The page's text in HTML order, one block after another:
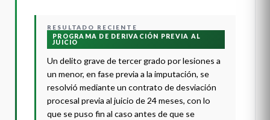
RESULTADO RECIENTE
PROGRAMA DE DERIVACIÓN PREVIA AL
JUICIO
Un delito grave de tercer grado por lesiones a
un menor, en fase previa a la imputación, se
resolvió mediante un contrato de desviación
procesal previa al juicio de 24 meses, con lo
que se puso fin al caso antes de que se